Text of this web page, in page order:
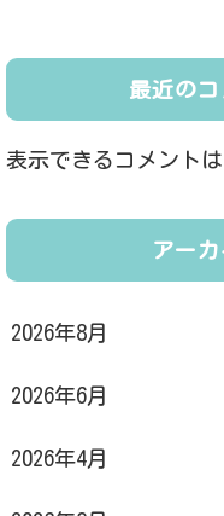
最近のコ
表示できるコメントは
アー
2026年8月
2026年6月
2026年4月